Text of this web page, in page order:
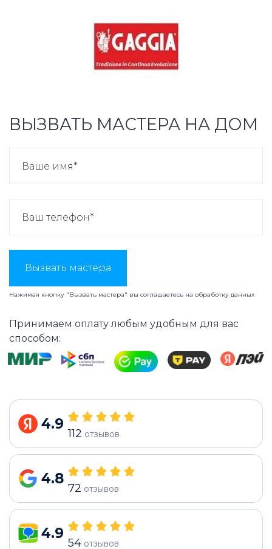
ВЫЗВАТЬ МАСТЕРА НА ДОМ
Вызвать мастера
Нажимая кнопку "Вызвать мастера" вы соглашаетесь на обработку данных
Принимаем оплату любым удобным для вас
способом:
4.9
112 отзывов
4.8
72 отзывов
4.9
54 отзывов